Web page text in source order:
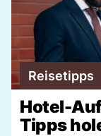
Reisetipps
Hotel-
Tipps